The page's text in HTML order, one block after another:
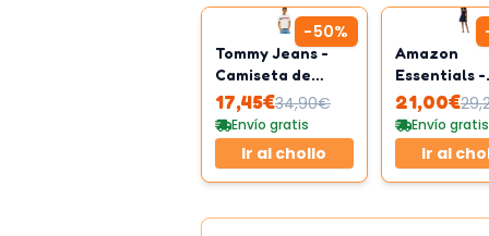
-50%
Tommy Jeans -
Camiseta de
manga corta para
hombre
17,45€34,90€
Envío gratis
Ir al chollo
Amazon
Essentials -
Vestido con
corpiño
abeja de
algodón
21,00€
Envío gratis
Ir al